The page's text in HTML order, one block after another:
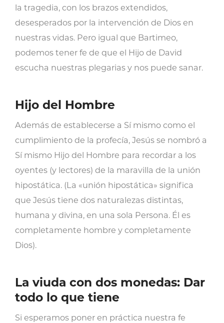
la tragedia, con los brazos extendidos,
desesperados por la intervención de Dios en
nuestras vidas. Pero igual que Bartimeo,
podemos tener fe de que el Hijo de David
escucha nuestras plegarias y nos puede sanar.
Hijo del Hombre
Además de establecerse a Sí mismo como el
cumplimiento de la profecía, Jesús se nombró a
Sí mismo Hijo del Hombre para recordar a los
oyentes (y lectores) de la maravilla de la unión
hipostática. (La «unión hipostática» significa
que Jesús tiene dos naturalezas distintas,
humana y divina, en una sola Persona. Él es
completamente hombre y completamente
Dios).
La viuda con dos monedas: Dar
todo lo que tiene
Si esperamos poner en práctica nuestra fe